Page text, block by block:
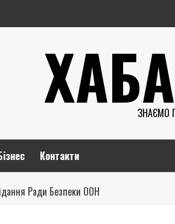
ЗНАЄМО
Контакти
Ради Безпеки ООН